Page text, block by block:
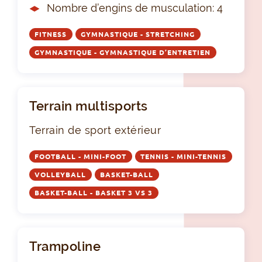
Nombre d’engins de musculation: 4
FITNESS GYMNASTIQUE - STRETCHING
GYMNASTIQUE - GYMNASTIQUE D’ENTRETIEN
Terrain multisports
Terrain de sport extérieur
FOOTBALL - MINI-FOOT TENNIS - MINI-TENNIS
VOLLEYBALL BASKET-BALL
BASKET-BALL - BASKET 3 VS 3
Trampoline